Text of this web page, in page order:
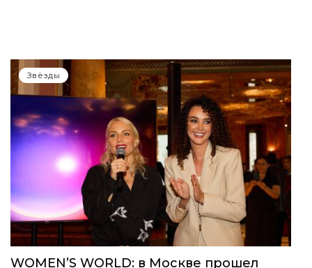
Звёзды
WOMEN’S WORLD: в Москве прошел